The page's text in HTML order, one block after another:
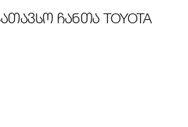
ᲩᲐᲜᲗᲐ TOYOTA